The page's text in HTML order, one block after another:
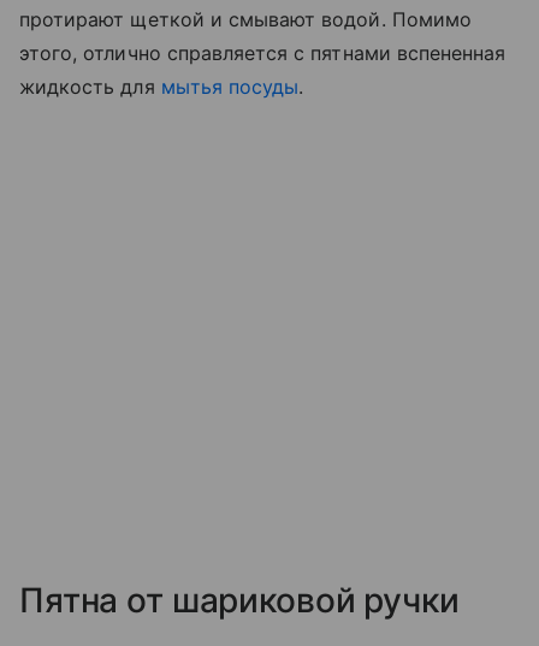
протирают щеткой и смывают водой. Помимо
этого, отлично справляется с пятнами вспененная
жидкость для мытья посуды.
Пятна от шариковой ручки